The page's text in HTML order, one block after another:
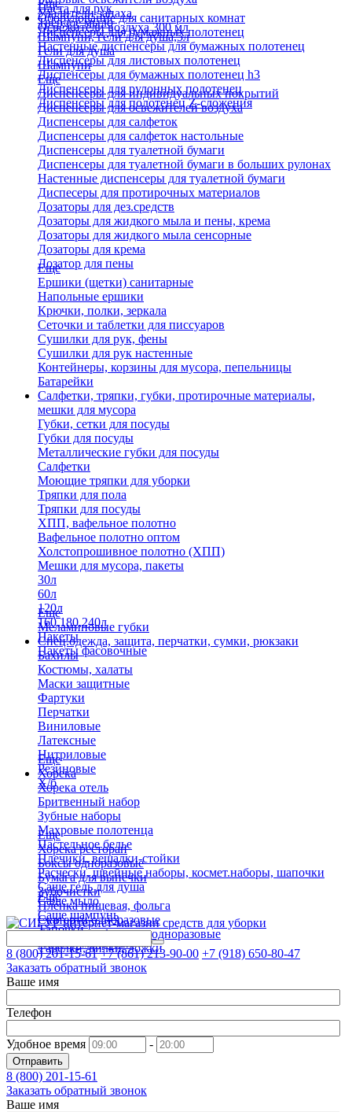
Паста для рук
Твердое мыло
Шампуни, гели для душа,5л
Гели для душа
Шампуни
Удалители запаха
Освежители воздуха 300 мл
Еще
Оборудование для санитарных комнат
Диспенсеры для бумажных полотенец
Настенные диспенсеры для бумажных полотенец
Диспенсеры для листовых полотенец
Диспенсеры для бумажных полотенец h3
Диспенсеры для рулонных полотенец
Диспенсеры для полотенец Z-сложения
Еще
Диспенсеры для индивидуальных покрытий
Диспенсеры для освежителей воздуха
Диспенсеры для салфеток
Диспенсеры для салфеток настольные
Диспенсеры для туалетной бумаги
Диспенсеры для туалетной бумаги в больших рулонах
Настенные диспенсеры для туалетной бумаги
Диспесеры для протирочных материалов
Дозаторы для дез.средств
Дозаторы для жидкого мыла и пены, крема
Дозаторы для жидкого мыла сенсорные
Дозаторы для крема
Дозатор для пены
Еще
Ершики (щетки) санитарные
Напольные ершики
Крючки, полки, зеркала
Сеточки и таблетки для писсуаров
Сушилки для рук, фены
Сушилки для рук настенные
Контейнеры, корзины для мусора, пепельницы
Батарейки
Салфетки, тряпки, губки, протирочные материалы,
мешки для мусора
Губки, сетки для посуды
Губки для посуды
Металлические губки для посуды
Салфетки
Моющие тряпки для уборки
Тряпки для пола
Тряпки для посуды
ХПП, вафельное полотно
Вафельное полотно оптом
Холстопрошивное полотно (ХПП)
Мешки для мусора, пакеты
30л
60л
120л
160,180,240л
Пакеты
Пакеты фасовочные
Еще
Меламиновые губки
Спец.одежда, защита, перчатки, сумки, рюкзаки
Бахилы
Костюмы, халаты
Маски защитные
Фартуки
Перчатки
Виниловые
Латексные
Нитриловые
Резиновые
Х/б
Еще
Хорека
Хорека отель
Бритвенный набор
Зубные наборы
Махровые полотенца
Пастельное белье
Плечики, вешалки-стойки
Расчески, швейные наборы, космет.наборы, шапочки
Саше гель для душа
Саше мыло
Саше шампунь
Тапочки
Халаты махровые
Еще
Хорека ресторан
Боксы одноразовые
Бумага для выпечки
Зубочистки
Пленка пищевая, фольга
Скатерти одноразовые
Стаканы, коф.чашки одноразовые
Тарелки, вилки, ложки
Еще
8 (800)201-15-61 +7 (861)213-90-00 +7 (918) 650-80-47
Заказать обратный звонок
Ваше имя
Телефон
Удобное время -
Отправить
8 (800) 201-15-61
Заказать обратный звонок
Ваше имя